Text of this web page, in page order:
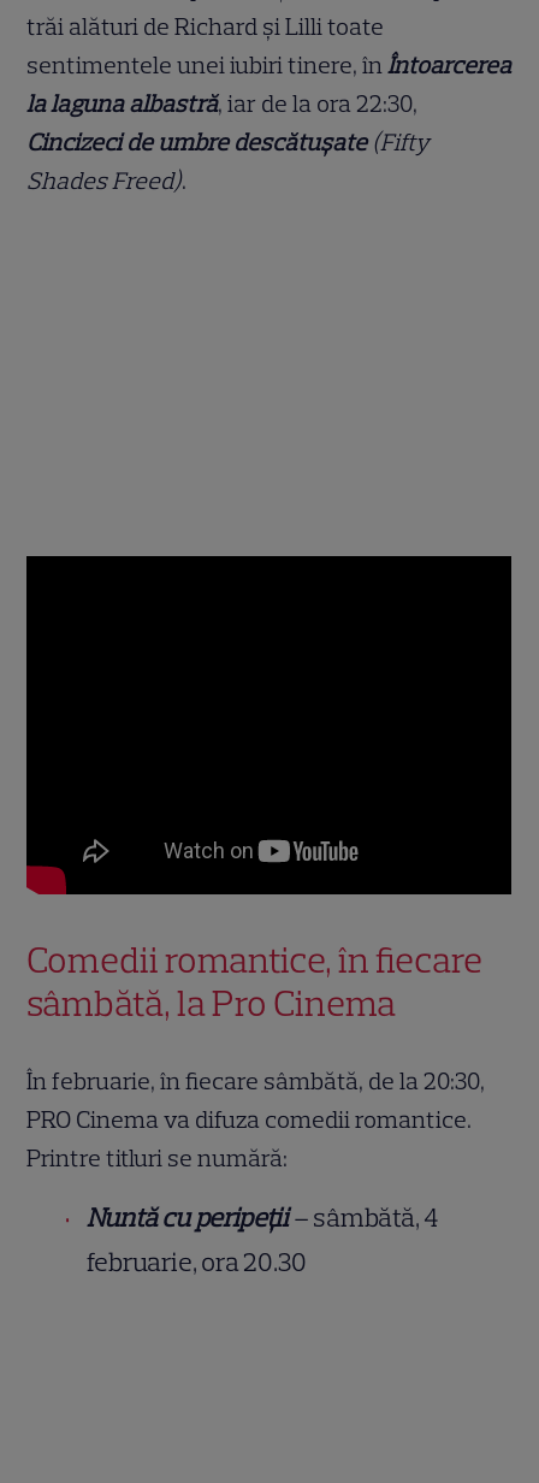
trăi alături de Richard și Lilli toate
sentimentele unei iubiri tinere, înÎntoarcerea
la laguna albastră, iar de la ora 22:30,
Cincizeci de umbre descătușate (Fifty
Shades Freed).
Comedii romantice, în fiecare
sâmbătă, la Pro Cinema
În februarie, în fiecare sâmbătă, de la 20:30,
PRO Cinema va difuza comedii romantice.
Printre titluri se numără:
Nuntă cu peripeții– sâmbătă, 4
februarie, ora 20.30